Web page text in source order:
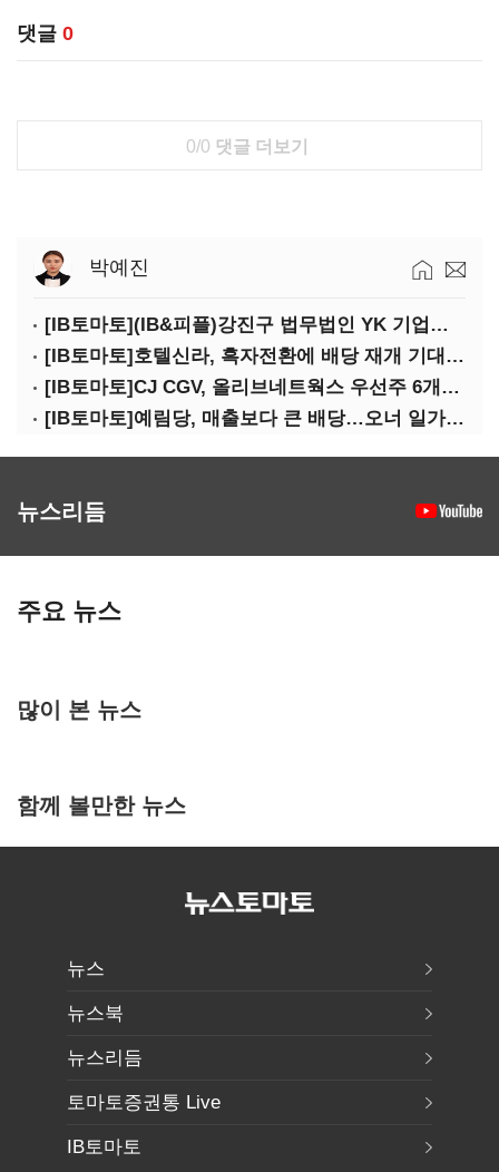
댓글 0
0/0 댓글 더보기
박예진
[IB토마토](IB&피플)강진구 법무법인 YK 기업거버넌스센터 센터장
[IB토마토]호텔신라, 흑자전환에 배당 재개 기대감…삼성생명도 웃을까
[IB토마토]CJ CGV, 올리브네트웍스 우선주 6개월 만에 상환…왜?
[IB토마토]예림당, 매출보다 큰 배당…오너 일가에 절반 간다
뉴스리듬
주요 뉴스
많이 본 뉴스
함께 볼만한 뉴스
뉴스
뉴스북
뉴스리듬
토마토증권통 Live
IB토마토